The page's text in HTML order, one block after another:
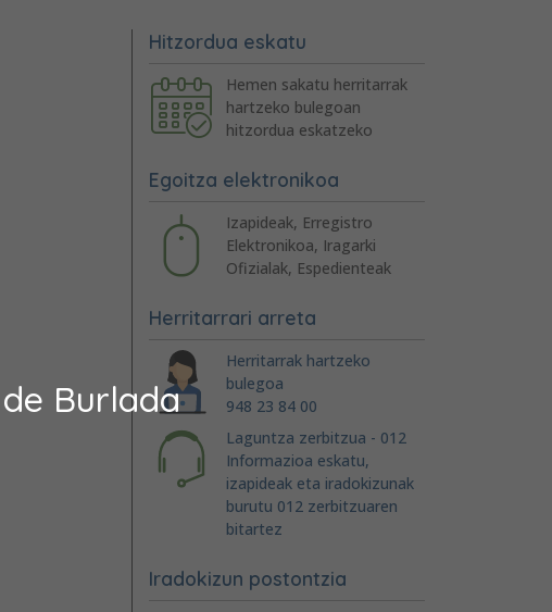
Burlada
Hitzordua eskatu
Hemen sakatu herritarrak
hartzeko bulegoan
hitzordua eskatzeko
Egoitza elektronikoa
Izapideak, Erregistro
Elektronikoa, Iragarki
Ofizialak, Espedienteak
Herritarrari arreta
Herritarrak hartzeko
bulegoa
948 23 84 00
Laguntza zerbitzua - 012
Informazioa eskatu,
izapideak eta iradokizunak
burutu 012 zerbitzuaren
bitartez
Iradokizun postontzia